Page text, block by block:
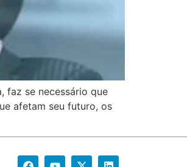
faz se necessário que
afetam seu futuro, os